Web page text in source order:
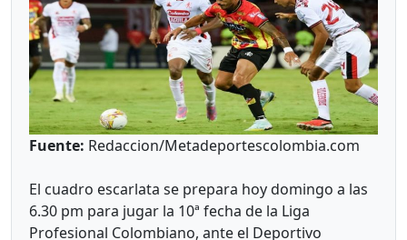
Esto que les voy a contar acaba de ocurrir el
pasado sábado en la República del Paraguay, Se
disputaba una fecha del Torneo Juvenil de las
Escuelas de Fútbol de la Federación (Fepefu), entre
los Clubes El Boquerón FBC, de Asunción, y
Cordillera.
Fuente: Redaccion/Metadeportescolombia.com
El cuadro escarlata se prepara hoy domingo a las
6.30 pm para jugar la 10ª fecha de la Liga
Profesional Colombiano, ante el Deportivo